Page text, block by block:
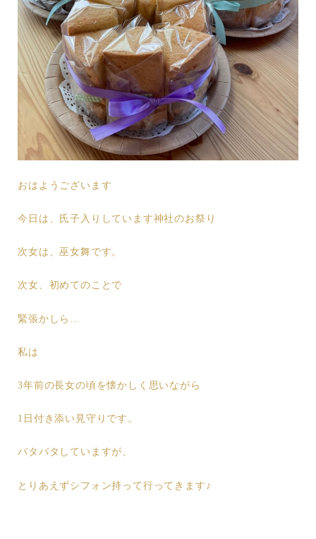
おはようございます
今日は、氏子入りしています神社のお祭り
次女は、巫女舞です。
次女、初めてのことで
緊張かしら…
私は
3年前の長女の頃を懐かしく思いながら
1日付き添い見守りです。
バタバタしていますが、
とりあえずシフォン持って行ってきます♪